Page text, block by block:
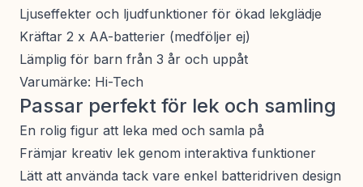
Ljuseffekter och ljudfunktioner för ökad lekglädje
Kräftar 2 x AA-batterier (medföljer ej)
Lämplig för barn från 3 år och uppåt
Varumärke: Hi-Tech
Passar perfekt för lek och samling
En rolig figur att leka med och samla på
Främjar kreativ lek genom interaktiva funktioner
Lätt att använda tack vare enkel batteridriven design